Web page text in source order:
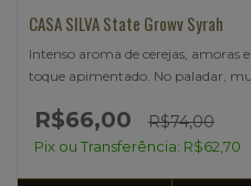
CASA SILVA State Growv Syrah
Intenso aroma de cerejas, amoras
toque apimentado. No paladar,
R$66,00 R$74,00
Pix ou Transferência: R$62,70